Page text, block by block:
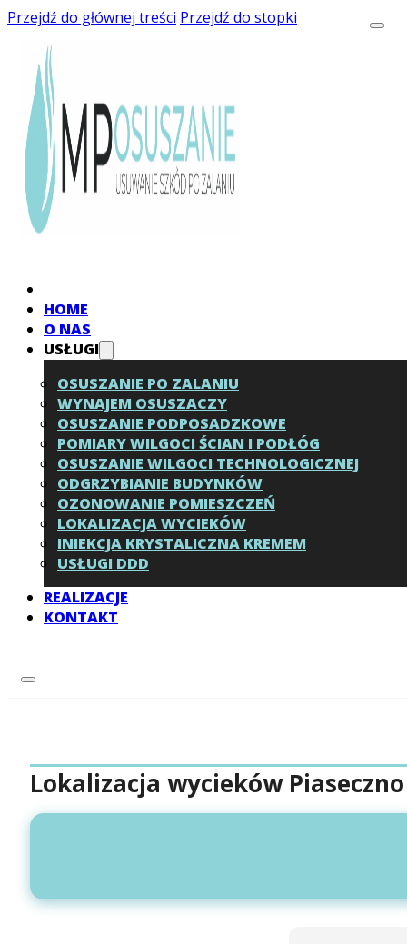
Przejdź do głównej treści Przejdź do stopki
HOME
O NAS
USŁUGI
OSUSZANIE PO ZALANIU
WYNAJEM OSUSZACZY
OSUSZANIE PODPOSADZKOWE
POMIARY WILGOCI ŚCIAN I PODŁÓG
OSUSZANIE WILGOCI TECHNOLOGICZNEJ
ODGRZYBIANIE BUDYNKÓW
OZONOWANIE POMIESZCZEŃ
LOKALIZACJA WYCIEKÓW
INIEKCJA KRYSTALICZNA KREMEM
USŁUGI DDD
REALIZACJE
KONTAKT
Lokalizacja wycieków